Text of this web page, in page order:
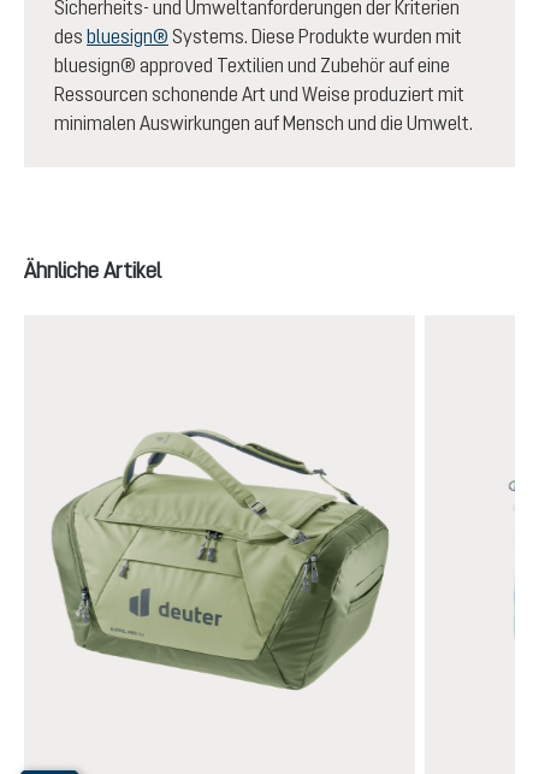
Sicherheits- und Umweltanforderungen der Kriterien
des bluesign® Systems. Diese Produkte wurden mit
bluesign® approved Textilien und Zubehör auf eine
Ressourcen schonende Art und Weise produziert mit
minimalen Auswirkungen auf Mensch und die Umwelt.
Produktgalerie überspringen
Ähnliche Artikel